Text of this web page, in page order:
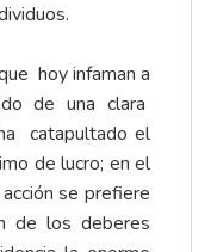
hoy infaman a
de una clara
catapultado el
de lucro; en el
se prefiere
de los deberes